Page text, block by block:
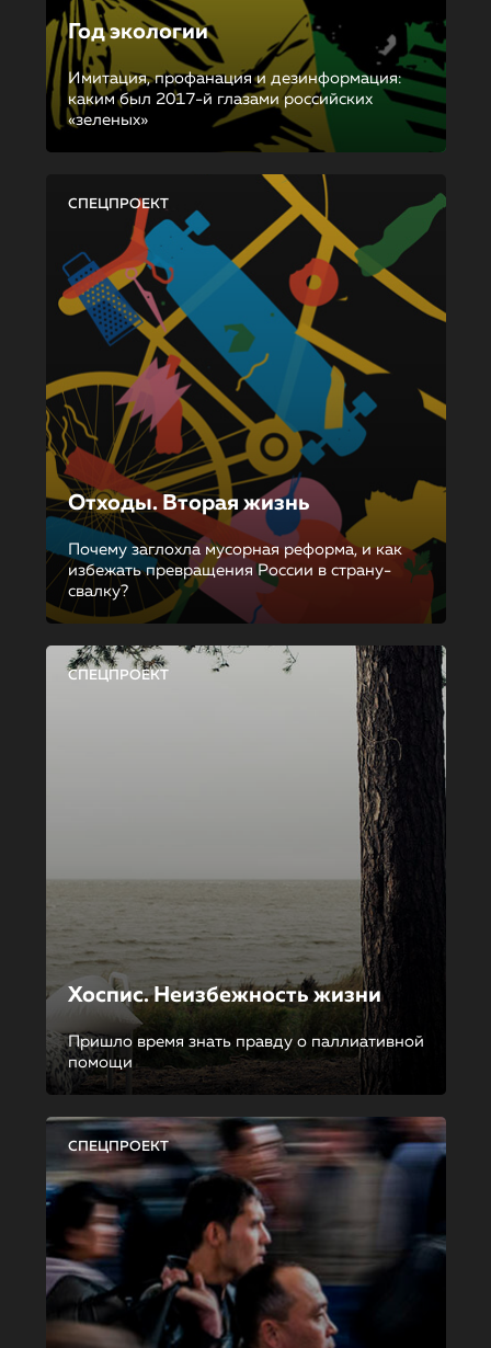
Год экологии
Имитация, профанация и дезинформация:
каким был 2017-й глазами российских
«зеленых»
СПЕЦПРОЕКТ
Отходы. Вторая жизнь
Почему заглохла мусорная реформа, и как
избежать превращения России в страну-
свалку?
СПЕЦПРОЕКТ
Хоспис. Неизбежность жизни
Пришло время знать правду о паллиативной
помощи
СПЕЦПРОЕКТ